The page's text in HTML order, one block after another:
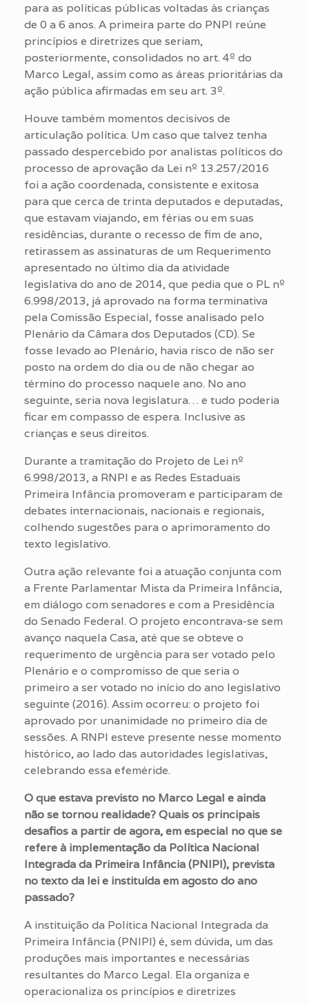
para as políticas públicas voltadas às crianças
de 0 a 6 anos. A primeira parte do PNPI reúne
princípios e diretrizes que seriam,
posteriormente, consolidados no art. 4º do
Marco Legal, assim como as áreas prioritárias da
ação pública afirmadas em seu art. 3º.
Houve também momentos decisivos de
articulação política. Um caso que talvez tenha
passado despercebido por analistas políticos do
processo de aprovação da Lei nº 13.257/2016
foi a ação coordenada, consistente e exitosa
para que cerca de trinta deputados e deputadas,
que estavam viajando, em férias ou em suas
residências, durante o recesso de fim de ano,
retirassem as assinaturas de um Requerimento
apresentado no último dia da atividade
legislativa do ano de 2014, que pedia que o PL nº
6.998/2013, já aprovado na forma terminativa
pela Comissão Especial, fosse analisado pelo
Plenário da Câmara dos Deputados (CD). Se
fosse levado ao Plenário, havia risco de não ser
posto na ordem do dia ou de não chegar ao
término do processo naquele ano. No ano
seguinte, seria nova legislatura… e tudo poderia
ficar em compasso de espera. Inclusive as
crianças e seus direitos.
Durante a tramitação do Projeto de Lei nº
6.998/2013, a RNPI e as Redes Estaduais
Primeira Infância promoveram e participaram de
debates internacionais, nacionais e regionais,
colhendo sugestões para o aprimoramento do
texto legislativo.
Outra ação relevante foi a atuação conjunta com
a Frente Parlamentar Mista da Primeira Infância,
em diálogo com senadores e com a Presidência
do Senado Federal. O projeto encontrava-se sem
avanço naquela Casa, até que se obteve o
requerimento de urgência para ser votado pelo
Plenário e o compromisso de que seria o
primeiro a ser votado no início do ano legislativo
seguinte (2016). Assim ocorreu: o projeto foi
aprovado por unanimidade no primeiro dia de
sessões. A RNPI esteve presente nesse momento
histórico, ao lado das autoridades legislativas,
celebrando essa efeméride.
O que estava previsto no Marco Legal e ainda
não se tornou realidade? Quais os principais
desafios a partir de agora, em especial no que se
refere à implementação da Política Nacional
Integrada da Primeira Infância (PNIPI), prevista
no texto da lei e instituída em agosto do ano
passado?
A instituição da Política Nacional Integrada da
Primeira Infância (PNIPI) é, sem dúvida, um das
produções mais importantes e necessárias
resultantes do Marco Legal. Ela organiza e
operacionaliza os princípios e diretrizes